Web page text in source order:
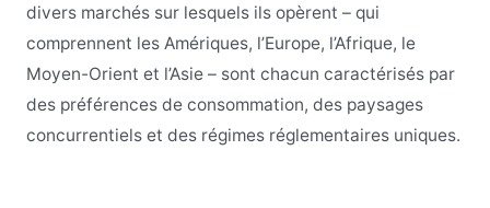
divers marchés sur lesquels ils opèrent – qui
comprennent les Amériques, l’Europe, l’Afrique, le
Moyen-Orient et l’Asie – sont chacun caractérisés par
des préférences de consommation, des paysages
concurrentiels et des régimes réglementaires uniques.